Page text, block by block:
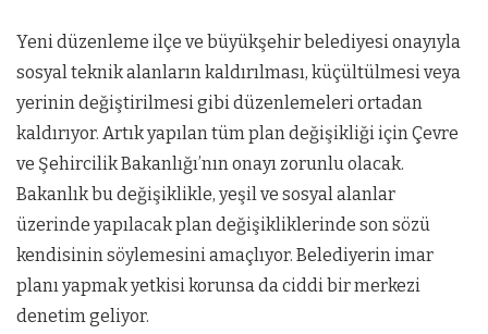
Yeni düzenleme ilçe ve büyükşehir belediyesi onayıyla
sosyal teknik alanların kaldırılması, küçültülmesi veya
yerinin değiştirilmesi gibi düzenlemeleri ortadan
kaldırıyor. Artık yapılan tüm plan değişikliği için Çevre
ve Şehircilik Bakanlığı’nın onayı zorunlu olacak.
Bakanlık bu değişiklikle, yeşil ve sosyal alanlar
üzerinde yapılacak plan değişikliklerinde son sözü
kendisinin söylemesini amaçlıyor. Belediyerin imar
planı yapmak yetkisi korunsa da ciddi bir merkezi
denetim geliyor.